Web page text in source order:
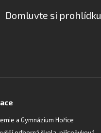
Domluvte si prohlídku
a Gymnázium Hořice